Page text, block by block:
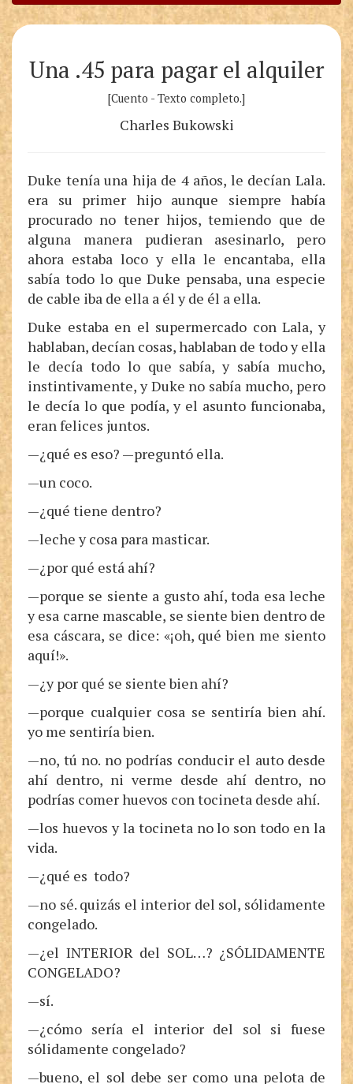
Una .45 para pagar el alquiler
[Cuento - Texto completo.]
Charles Bukowski
Duke tenía una hija de 4 años, le decían Lala.
era su primer hijo aunque siempre había
procurado no tener hijos, temiendo que de
alguna manera pudieran asesinarlo, pero
ahora estaba loco y ella le encantaba, ella
sabía todo lo que Duke pensaba, una especie
de cable iba de ella a él y de él a ella.
Duke estaba en el supermercado con Lala, y
hablaban, decían cosas, hablaban de todo y ella
le decía todo lo que sabía, y sabía mucho,
instintivamente, y Duke no sabía mucho, pero
le decía lo que podía, y el asunto funcionaba,
eran felices juntos.
—¿qué es eso? —preguntó ella.
—un coco.
—¿qué tiene dentro?
—leche y cosa para masticar.
—¿por qué está ahí?
—porque se siente a gusto ahí, toda esa leche
y esa carne mascable, se siente bien dentro de
esa cáscara, se dice: «¡oh, qué bien me siento
aquí!».
—¿y por qué se siente bien ahí?
—porque cualquier cosa se sentiría bien ahí.
yo me sentiría bien.
—no, tú no. no podrías conducir el auto desde
ahí dentro, ni verme desde ahí dentro, no
podrías comer huevos con tocineta desde ahí.
—los huevos y la tocineta no lo son todo en la
vida.
—¿qué es todo?
—no sé. quizás el interior del sol, sólidamente
congelado.
—¿el INTERIOR del SOL…? ¿SÓLIDAMENTE
CONGELADO?
—sí.
—¿cómo sería el interior del sol si fuese
sólidamente congelado?
—bueno, el sol debe ser como una pelota de